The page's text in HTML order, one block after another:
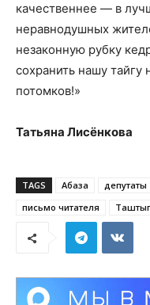
качественнее — в
неравнодушных
незаконную рубку
сохранить нашу тайгу
потомков!»
Татьяна Лисёнкова
TAGS Абаза депутаты
письмо читателя